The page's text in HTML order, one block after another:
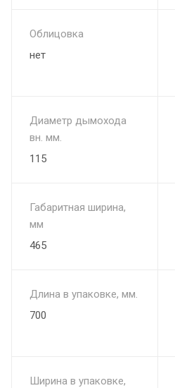
Облицовка
нет
Диаметр дымохода
вн. мм.
115
Габаритная ширина,
мм
465
Длина в упаковке, мм.
700
Ширина в упаковке,